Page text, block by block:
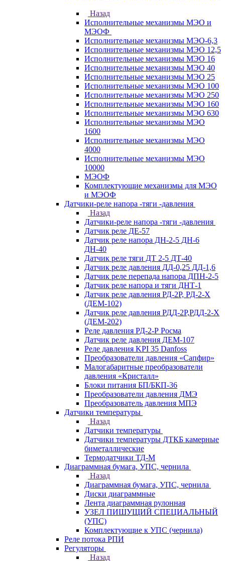
Назад
Исполнительные механизмы МЭО и
МЭОФ
Исполнительные механизмы МЭО-6,3
Исполнительные механизмы МЭО 12,5
Исполнительные механизмы МЭО 16
Исполнительные механизмы МЭО 40
Исполнительные механизмы МЭО 25
Исполнительные механизмы МЭО 100
Исполнительные механизмы МЭО 250
Исполнительные механизмы МЭО 160
Исполнительные механизмы МЭО 630
Исполнительные механизмы МЭО
1600
Исполнительные механизмы МЭО
4000
Исполнительные механизмы МЭО
10000
МЭОФ
Комплектующие механизмы для МЭО
и МЭОФ
Датчики-реле напора -тяги -давления
Назад
Датчики-реле напора -тяги -давления
Датчик реле ДЕ-57
Датчик реле напора ДН-2-5 ДН-6
ДН-40
Датчик реле тяги ДТ 2-5 ДТ-40
Датчик реле давления ДД-0,25 ДД-1,6
Датчик реле перепада напора ДПН-2-5
Датчик реле напора и тяги ДНТ-1
Датчик реле давления РД-2Р, РД-2-Х
(ДЕМ-102)
Датчик реле давления РДД-2Р,РДД-2-Х
(ДЕМ-202)
Реле давления РД-2-Р Росма
Датчик реле давления ДЕМ-107
Реле давления KPI 35 Danfoss
Преобразователи давления «Сапфир»
Малогабаритные преобразователи
давления «Кристалл»
Блоки питания БП/БКП-36
Преобразователи давления ДМЭ
Преобразователь давления МПЭ
Датчики температуры
Назад
Датчики температуры
Датчики температуры ДТКБ камерные
биметаллические
Термодатчики ТД-М
Диаграммная бумага, УПС, чернила
Назад
Диаграммная бумага, УПС, чернила
Диски диаграммные
Лента диаграммная рулонная
УЗЕЛ ПИШУЩИЙ СПЕЦИАЛЬНЫЙ
(УПС)
Комплектующие к УПС (чернила)
Реле потока РПИ
Регуляторы
Назад